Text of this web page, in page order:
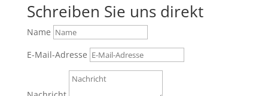
Schreiben Sie uns direkt
Name
E-Mail-Adresse